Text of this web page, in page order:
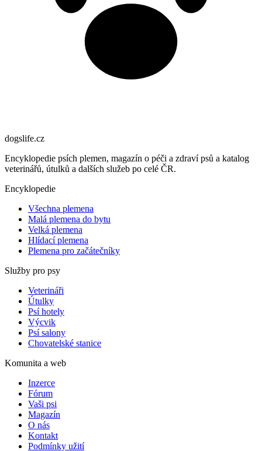
dogslife.cz
Encyklopedie psích plemen, magazín o péči a zdraví psů a katalog
veterinářů, útulků a dalších služeb po celé ČR.
Encyklopedie
Všechna plemena
Malá plemena do bytu
Velká plemena
Hlídací plemena
Plemena pro začátečníky
Služby pro psy
Veterináři
Útulky
Psí hotely
Výcvik
Psí salony
Chovatelské stanice
Komunita a web
Inzerce
Fórum
Vaši psi
Magazín
O nás
Kontakt
Podmínky užití